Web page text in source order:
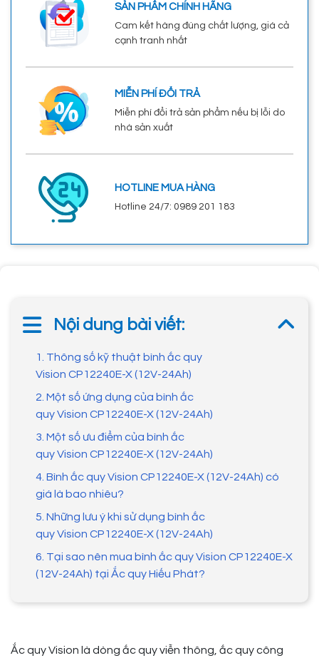
SẢN PHẨM CHÍNH HÃNG
Cam kết hàng đúng chất lượng, giá cả
cạnh tranh nhất
MIỄN PHÍ ĐỔI TRẢ
Miễn phí đổi trả sản phẩm nếu bị lỗi do
nhà sản xuất
HOTLINE MUA HÀNG
Hotline 24/7: 0989 201 183
Nội dung bài viết:
1. Thông số kỹ thuật bình ắc quy
Vision CP12240E-X (12V-24Ah)
2. Một số ứng dụng của bình ắc
quy Vision CP12240E-X (12V-24Ah)
3. Một số ưu điểm của bình ắc
quy Vision CP12240E-X (12V-24Ah)
4. Bình ắc quy Vision CP12240E-X (12V-24Ah) có
giá là bao nhiêu?
5. Những lưu ý khi sử dụng bình ắc
quy Vision CP12240E-X (12V-24Ah)
6. Tại sao nên mua bình ắc quy Vision CP12240E-X
(12V-24Ah) tại Ắc quy Hiếu Phát?
Ắc quy Vision là dòng ắc quy viễn thông, ắc quy công